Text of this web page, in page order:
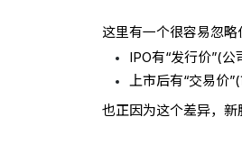
这里有一个很容易忽略
IPO有“发行价”(
上市后有“交易价
也正因为这个差异，新